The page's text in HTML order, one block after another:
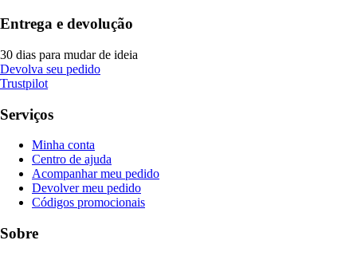
Entrega e devolução
30 dias para mudar de ideia
Devolva seu pedido
Trustpilot
Serviços
Minha conta
Centro de ajuda
Acompanhar meu pedido
Devolver meu pedido
Códigos promocionais
Sobre